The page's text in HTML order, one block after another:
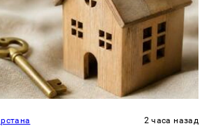
2 часа назад